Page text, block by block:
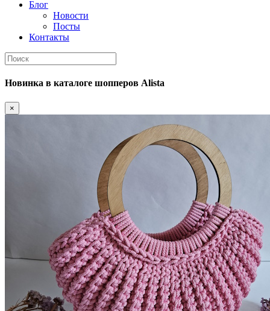
Блог
Новости
Посты
Контакты
Новинка в каталоге шопперов Alista
×